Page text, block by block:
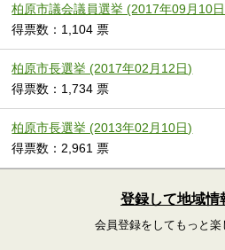
柏原市議会議員選挙 (2017年09月10
得票数：1,104 票
柏原市長選挙 (2017年02月12日)
得票数：1,734 票
柏原市長選挙 (2013年02月10日)
得票数：2,961 票
登録して地域情
会員登録をしてもっと楽